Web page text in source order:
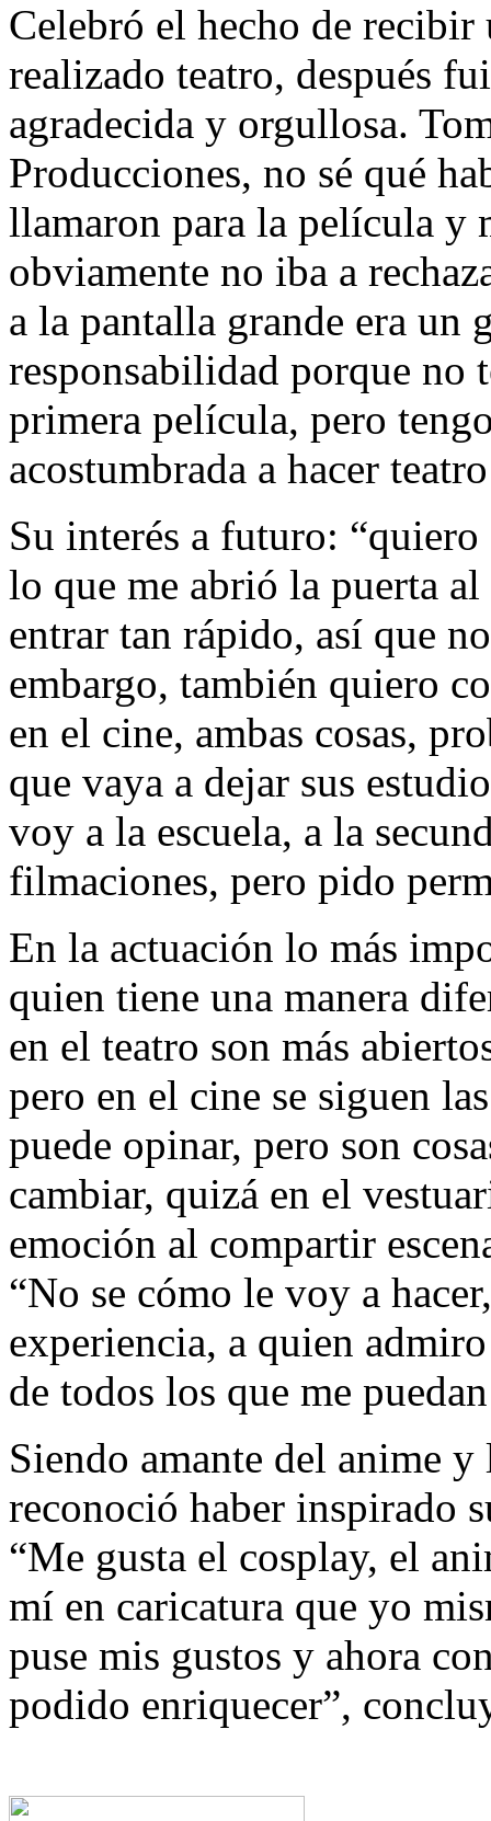
Celebró el hecho de
realizado teatro, después
agradecida y orgullosa.
Producciones, no sé qué
llamaron para la película y
obviamente no iba a
a la pantalla grande era un
responsabilidad porque no
primera película, pero
acostumbrada a hacer
Su interés a futuro:
lo que me abrió la puerta
entrar tan rápido, así que
embargo, también quiero
en el cine, ambas cosas,
que vaya a dejar sus
voy a la escuela, a la
filmaciones, pero pido
En la actuación lo más
quien tiene una manera
en el teatro son más
pero en el cine se siguen
puede opinar, pero son
cambiar, quizá en el
emoción al compartir
“No se cómo le voy a
experiencia, a quien
de todos los que me
Siendo amante del anime
reconoció haber inspirado
“Me gusta el cosplay, el
mí en caricatura que yo
puse mis gustos y ahora
podido enriquecer”,